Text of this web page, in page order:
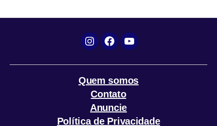
o r p
p
a
m
Instagram
FacebookYouTube
Quem somos
Contato
Anuncie
Política de Privacidade